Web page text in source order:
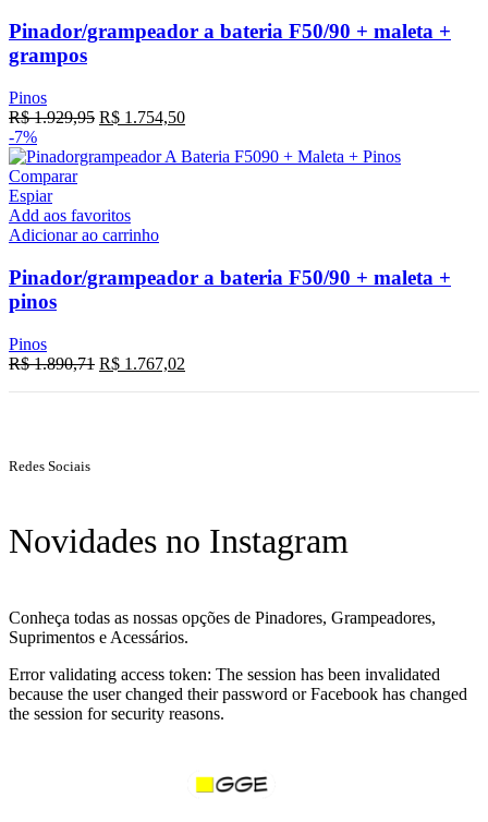
Pinador/grampeador a bateria F50/90 + maleta +
grampos
Pinos
R$1.929,95 R$ 1.754,50
-7%
Comparar
Espiar
Add aos favoritos
Adicionar ao carrinho
Pinador/grampeador a bateria F50/90 + maleta +
pinos
Pinos
R$1.890,71 R$ 1.767,02
Redes Sociais
Novidades no Instagram
Conheça todas as nossas opções de Pinadores, Grampeadores,
Suprimentos e Acessários.
Error validating access token: The session has been invalidated
because the user changed their password or Facebook has changed
the session for security reasons.